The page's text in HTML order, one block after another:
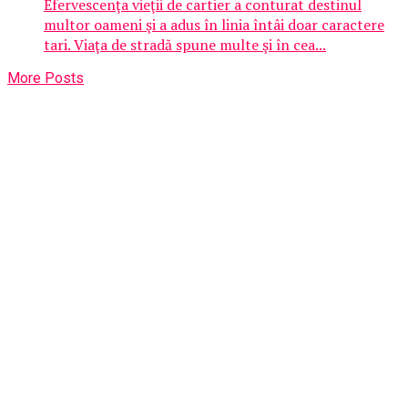
Efervescenţa vieţii de cartier a conturat destinul
multor oameni şi a adus în linia întâi doar caractere
tari. Viaţa de stradă spune multe şi în cea...
More Posts